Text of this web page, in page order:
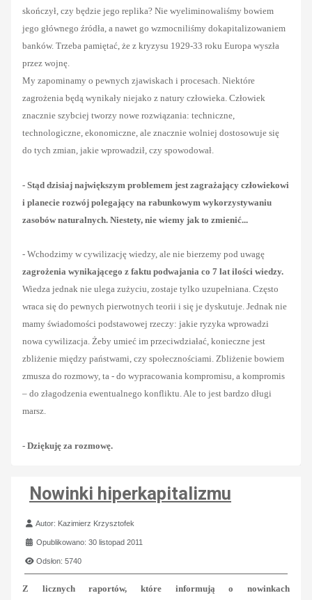
skończył, czy będzie jego replika? Nie wyeliminowaliśmy bowiem
jego głównego źródła, a nawet go wzmocniliśmy dokapitalizowaniem
banków. Trzeba pamiętać, że z kryzysu 1929-33 roku Europa wyszła
przez wojnę.
My zapominamy o pewnych zjawiskach i procesach. Niektóre
zagrożenia będą wynikały niejako z natury człowieka. Człowiek
znacznie szybciej tworzy nowe rozwiązania: techniczne,
technologiczne, ekonomiczne, ale znacznie wolniej dostosowuje się
do tych zmian, jakie wprowadził, czy spowodował.
- Stąd dzisiaj największym problemem jest zagrażający człowiekowi
i planecie rozwój polegający na rabunkowym wykorzystywaniu
zasobów naturalnych. Niestety, nie wiemy jak to zmienić...
- Wchodzimy w cywilizację wiedzy, ale nie bierzemy pod uwagę
zagrożenia wynikającego z faktu podwajania co 7 lat ilości wiedzy.
Wiedza jednak nie ulega zużyciu, zostaje tylko uzupełniana. Często
wraca się do pewnych pierwotnych teorii i się je dyskutuje. Jednak nie
mamy świadomości podstawowej rzeczy: jakie ryzyka wprowadzi
nowa cywilizacja. Żeby umieć im przeciwdziałać, konieczne jest
zbliżenie między państwami, czy społecznościami. Zbliżenie bowiem
zmusza do rozmowy, ta - do wypracowania kompromisu, a kompromis
– do złagodzenia ewentualnego konfliktu. Ale to jest bardzo długi
marsz.
- Dziękuję za rozmowę.
Nowinki hiperkapitalizmu
Szczegóły
Autor: Kazimierz Krzysztofek
Opublikowano: 30 listopad 2011
Odsłon: 5740
Z licznych raportów, które informują o nowinkach